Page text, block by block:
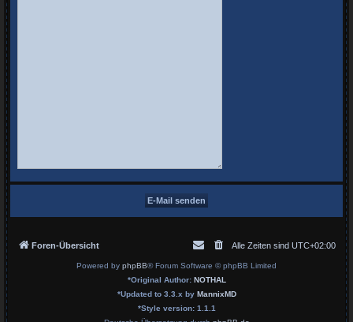
Foren-Übersicht Alle Zeiten sind UTC+02:00
Powered by phpBB® Forum Software © phpBB Limited
*Original Author: NOTHAL
*Updated to 3.3.x by MannixMD
*Style version: 1.1.1